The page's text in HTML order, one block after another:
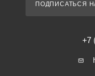
ПОДПИСАТЬСЯ
+7